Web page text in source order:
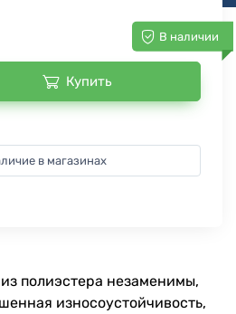
В наличии
Купить
в магазинах
полиэстера незаменимы,
износоустойчивость,